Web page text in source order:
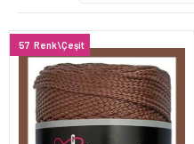
57 Renk\Çeşit